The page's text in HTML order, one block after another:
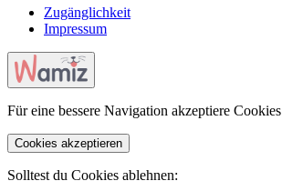
Zugänglichkeit
Impressum
Für eine bessere Navigation akzeptiere Cookies
Cookies akzeptieren
Solltest du Cookies ablehnen: